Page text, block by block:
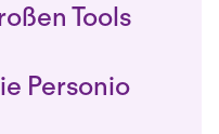
Tools
Personio